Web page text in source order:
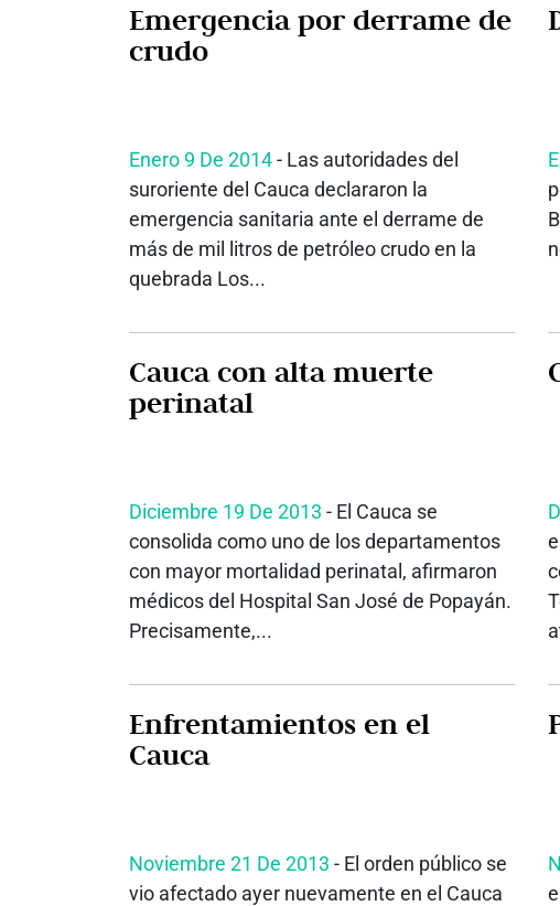
Emergencia por derrame de
crudo
Enero 9 De 2014- Las autoridades del
suroriente del Cauca declararon la
emergencia sanitaria ante el derrame de
más de mil litros de petróleo crudo en la
quebrada Los...
Cauca con alta muerte
perinatal
Diciembre 19 De 2013 - El Cauca se
consolida como uno de los departamentos
con mayor mortalidad perinatal, afirmaron
médicos del Hospital San José de Popayán.
Precisamente,...
Enfrentamientos en el
Cauca
Noviembre 21 De 2013 - El orden público se
vio afectado ayer nuevamente en el Cauca